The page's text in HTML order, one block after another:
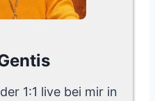
1:1 live bei mir in